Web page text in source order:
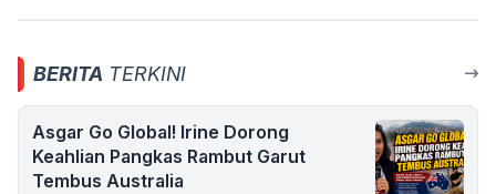
BERITA TERKINI
Asgar Go Global! Irine Dorong
Keahlian Pangkas Rambut Garut
Tembus Australia